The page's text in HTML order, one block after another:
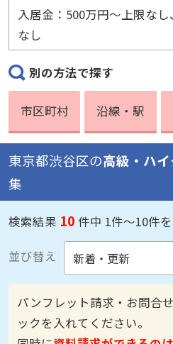
入居金：500万円〜上限な
なし
別の方法で探す
市区町村 沿線・駅
東京都渋谷区の高級・ハ
集
検索結果 10 件中 1件～10件
並び替え
パンフレット請求・お問合
ックを入れてください。